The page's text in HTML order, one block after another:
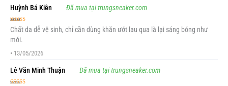
Huỳnh Bá Kiên Đã mua tại trungsneaker.com
Được xếp
hạng 55 sao
Chất da dễ vệ sinh, chỉ cần dùng khăn ướt lau qua là lại sáng bóng như
mới.
• 13/05/2026
Lê Văn Minh Thuận Đã mua tại trungsneaker.com